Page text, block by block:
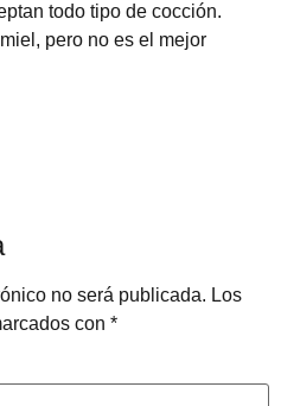
todo tipo de cocción.
pero no es el mejor
no será publicada. Los
con *